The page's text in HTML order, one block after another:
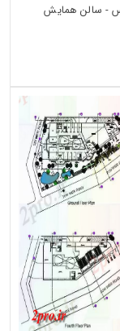
- سالن همایش